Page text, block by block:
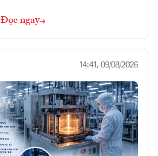
Đọc ngay
14:41, 09/08/2026